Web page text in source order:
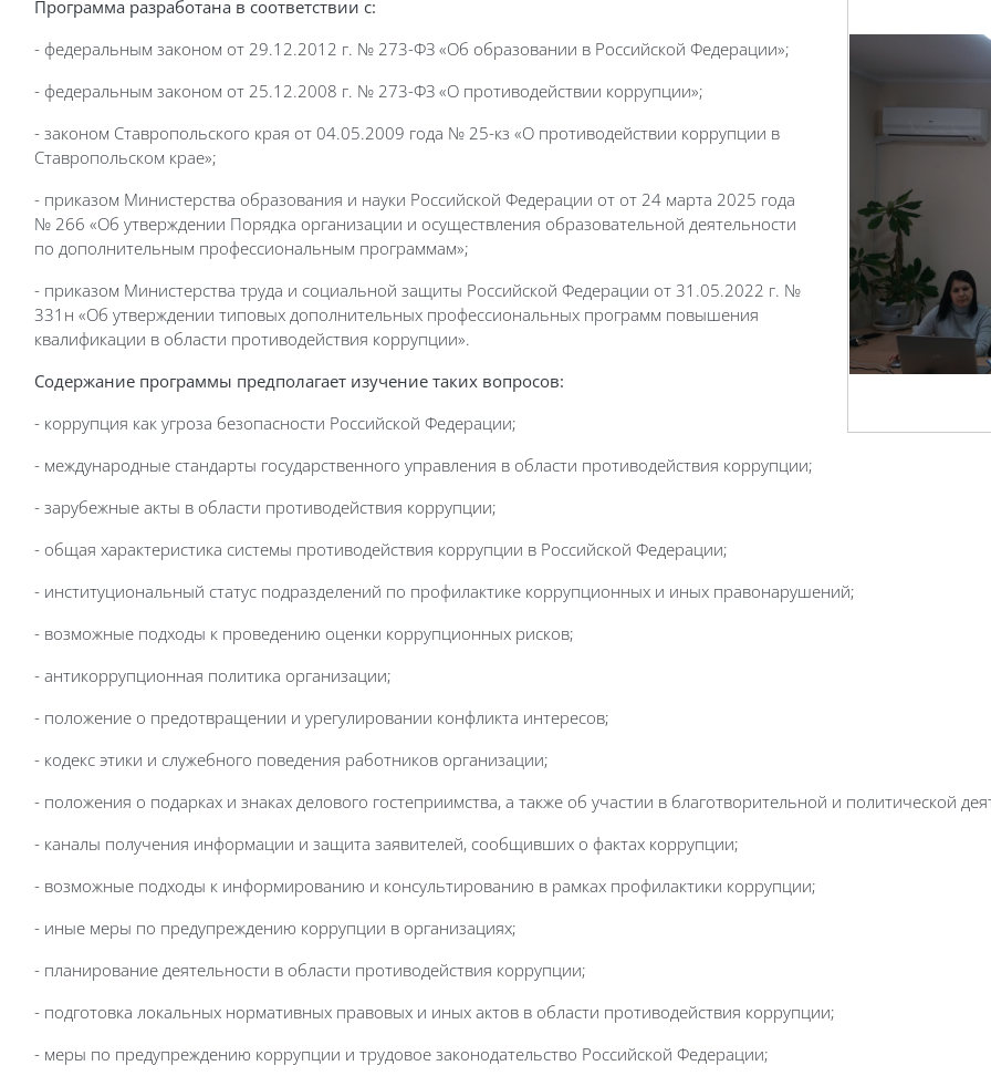
Программа разработана в соответствии с:
- федеральным законом от 29.12.2012 г. № 273-ФЗ «Об образовании в Российской Федерации»;
- федеральным законом от 25.12.2008 г. № 273-ФЗ «О противодействии коррупции»;
- законом Ставропольского края от 04.05.2009 года № 25-кз «О противодействии коррупции в
Ставропольском крае»;
- приказом Министерства образования и науки Российской Федерации от от 24 марта 2025 года
№ 266 «Об утверждении Порядка организации и осуществления образовательной деятельности
по дополнительным профессиональным программам»;
- приказом Министерства труда и социальной защиты Российской Федерации от 31.05.2022 г. №
331н «Об утверждении типовых дополнительных профессиональных программ повышения
квалификации в области противодействия коррупции».
Содержание программы предполагает изучение таких вопросов:
- коррупция как угроза безопасности Российской Федерации;
- международные стандарты государственного управления в области противодействия коррупции;
- зарубежные акты в области противодействия коррупции;
- общая характеристика системы противодействия коррупции в Российской Федерации;
- институциональный статус подразделений по профилактике коррупционных и иных правонарушений;
- возможные подходы к проведению оценки коррупционных рисков;
- антикоррупционная политика организации;
- положение о предотвращении и урегулировании конфликта интересов;
- кодекс этики и служебного поведения работников организации;
- положения о подарках и знаках делового гостеприимства, а также об участии в благотворительной и политической
- каналы получения информации и защита заявителей, сообщивших о фактах коррупции;
- возможные подходы к информированию и консультированию в рамках профилактики коррупции;
- иные меры по предупреждению коррупции в организациях;
- планирование деятельности в области противодействия коррупции;
- подготовка локальных нормативных правовых и иных актов в области противодействия коррупции;
- меры по предупреждению коррупции и трудовое законодательство Российской Федерации;